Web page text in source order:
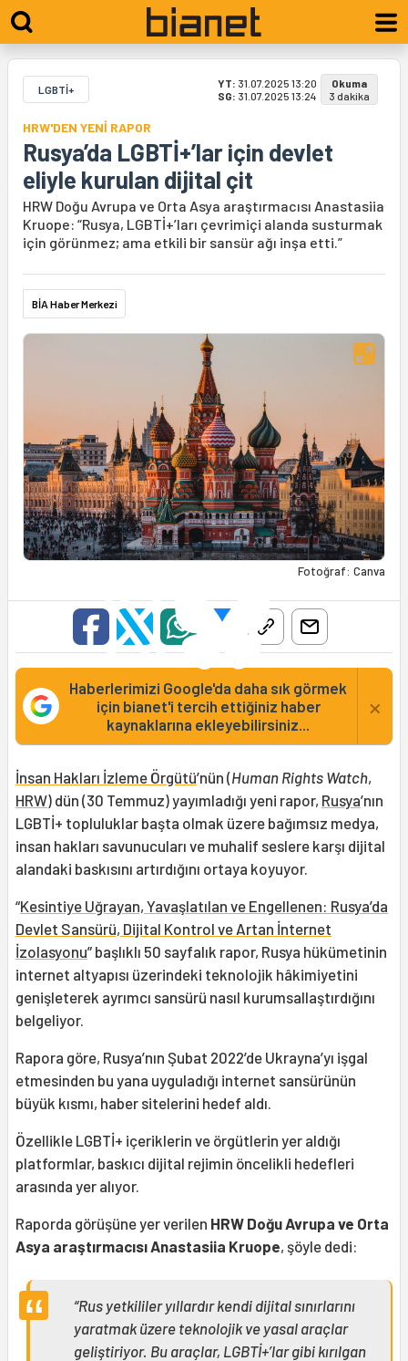
LGBTİ+ YT: 31.07.2025 13:20
SG: 31.07.2025 13:24
Okuma
3 dakika
HRW'DEN YENİ RAPOR
Rusya’da LGBTİ+’lar için devlet
eliyle kurulan dijital çit
HRW Doğu Avrupa ve Orta Asya araştırmacısı Anastasiia
Kruope: “Rusya, LGBTİ+’ları çevrimiçi alanda susturmak
için görünmez; ama etkili bir sansür ağı inşa etti.”
BİA Haber Merkezi
Fotoğraf: Canva
Haberlerimizi Google'da daha sık görmek
için bianet'i tercih ettiğiniz haber
kaynaklarına ekleyebilirsiniz...
×
İnsan Hakları İzleme Örgütü’nün (Human Rights Watch,
HRW) dün (30 Temmuz) yayımladığı yeni rapor, Rusya’nın
LGBTİ+ topluluklar başta olmak üzere bağımsız medya,
insan hakları savunucuları ve muhalif seslere karşı dijital
alandaki baskısını artırdığını ortaya koyuyor.
“Kesintiye Uğrayan, Yavaşlatılan ve Engellenen: Rusya’da
Devlet Sansürü, Dijital Kontrol ve Artan İnternet
İzolasyonu” başlıklı 50 sayfalık rapor, Rusya hükümetinin
internet altyapısı üzerindeki teknolojik hâkimiyetini
genişleterek ayrımcı sansürü nasıl kurumsallaştırdığını
belgeliyor.
Rapora göre, Rusya’nın Şubat 2022’de Ukrayna’yı işgal
etmesinden bu yana uyguladığı internet sansürünün
büyük kısmı, haber sitelerini hedef aldı.
Özellikle LGBTİ+ içeriklerin ve örgütlerin yer aldığı
platformlar, baskıcı dijital rejimin öncelikli hedefleri
arasında yer alıyor.
Raporda görüşüne yer verilen HRW Doğu Avrupa ve Orta
Asya araştırmacısı Anastasiia Kruope, şöyle dedi:
“Rus yetkililer yıllardır kendi dijital sınırlarını
yaratmak üzere teknolojik ve yasal araçlar
geliştiriyor. Bu araçlar, LGBTİ+’lar gibi kırılgan